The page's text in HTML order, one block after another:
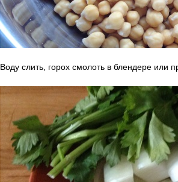
Воду слить, горох смолоть в блендере или